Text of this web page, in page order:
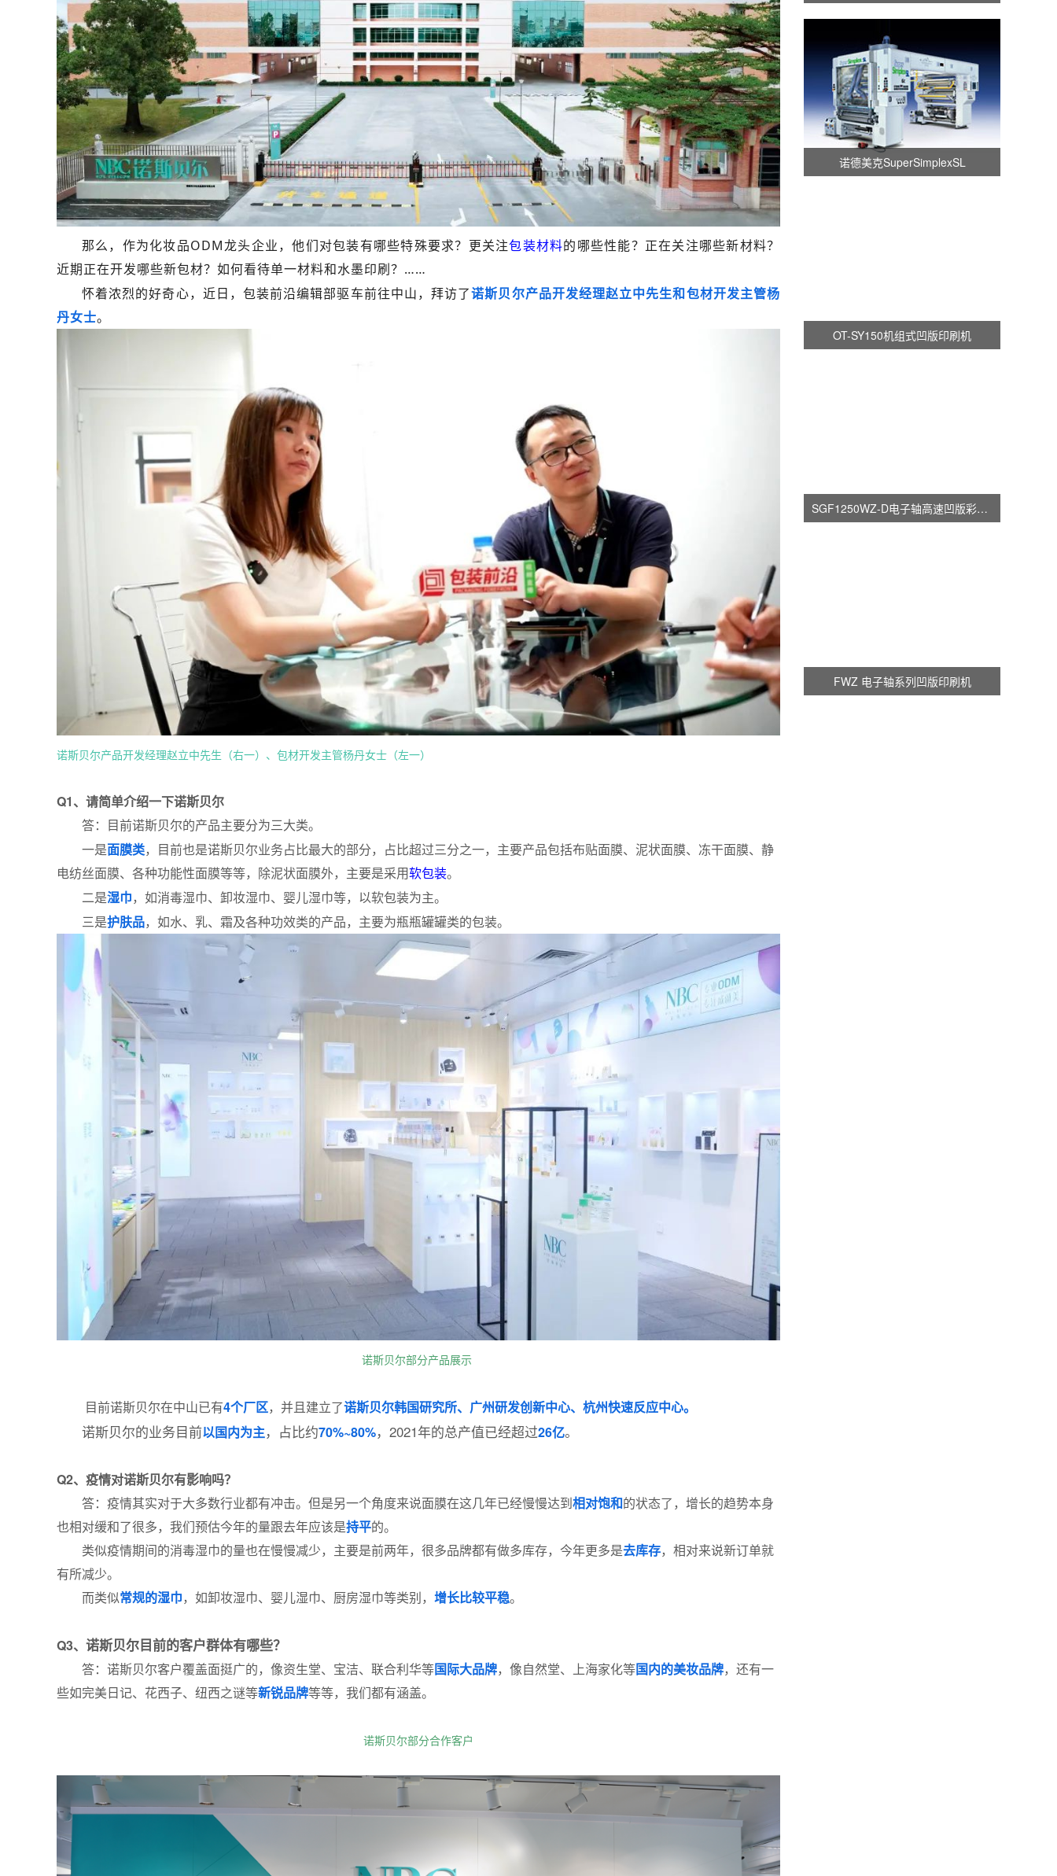
那么，作为化妆品ODM龙头企业，他们对包装有哪些特殊要求？更关注包装材料的哪些性能？正在关注哪些新材料？
近期正在开发哪些新包材？如何看待单一材料和水墨印刷？……
怀着浓烈的好奇心，近日，包装前沿编辑部驱车前往中山，拜访了诺斯贝尔产品开发经理赵立中先生和包材开发主管杨
丹女士。
诺斯贝尔产品开发经理赵立中先生（右一）、包材开发主管杨丹女士（左一）
Q1、 请简单介绍一下诺斯贝尔
答：目前诺斯贝尔的产品主要分为三大类。
一是面膜类，目前也是诺斯贝尔业务占比最大的部分，占比超过三分之一，主要产品包括布贴面膜、泥状面膜、冻干面膜、静
电纺丝面膜、各种功能性面膜等等，除泥状面膜外，主要是采用软包装。
二是湿巾，如消毒湿巾、卸妆湿巾、婴儿湿巾等，以软包装为主。
三是护肤品，如水、乳、霜及各种功效类的产品，主要为瓶瓶罐罐类的包装。
诺斯贝尔部分产品展示
目前诺斯贝尔在中山已有4个厂区，并且建立了诺斯贝尔韩国研究所、 广州研发创新中心、杭州快速反应中心。
诺斯贝尔的业务目前以国内为主，占比约70%~80%，2021年的总产值已经超过26亿。
Q2、 疫情对诺斯贝尔有影响吗？
答：疫情其实对于大多数行业都有冲击。但是另一个角度来说面膜在这几年已经慢慢达到相对饱和的状态了，增长的趋势本身
也相对缓和了很多，我们预估今年的量跟去年应该是持平的。
类似疫情期间的消毒湿巾的量也在慢慢减少，主要是前两年，很多品牌都有做多库存，今年更多是去库存，相对来说新订单就
有所减少。
而类似常规的湿巾，如卸妆湿巾、婴儿湿巾、厨房湿巾等类别， 增长比较平稳。
Q3、 诺斯贝尔目前的客户群体有哪些？
答：诺斯贝尔客户覆盖面挺广的，像资生堂、宝洁、联合利华等国际大品牌，像自然堂、上海家化等国内的美妆品牌，还有一
些如完美日记、花西子、纽西之谜等新锐品牌等等，我们都有涵盖。
诺斯贝尔部分合作客户
诺德美克SuperSimplexSL
OT-SY150机组式凹版印刷机
SGF1250WZ-D电子轴高速凹版彩印机
FWZ 电子轴系列凹版印刷机